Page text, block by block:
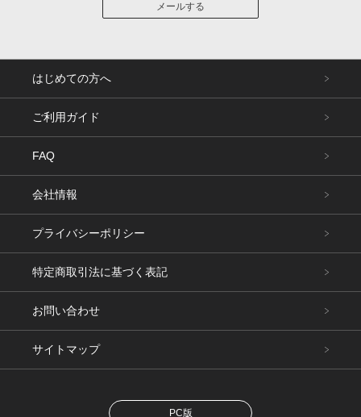
メールする
はじめての方へ
ご利用ガイド
FAQ
会社情報
プライバシーポリシー
特定商取引法に基づく表記
お問い合わせ
サイトマップ
PC版